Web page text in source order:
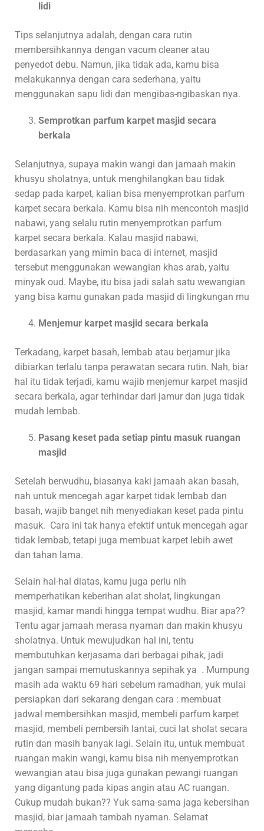
lidi
Tips selanjutnya adalah, dengan cara rutin
membersihkannya dengan vacum cleaner atau
penyedot debu. Namun, jika tidak ada, kamu bisa
melakukannya dengan cara sederhana, yaitu
menggunakan sapu lidi dan mengibas-ngibaskan nya.
Semprotkan parfum karpet masjid secara
berkala
Selanjutnya, supaya makin wangi dan jamaah makin
khusyu sholatnya, untuk menghilangkan bau tidak
sedap pada karpet, kalian bisa menyemprotkan parfum
karpet secara berkala. Kamu bisa nih mencontoh masjid
nabawi, yang selalu rutin menyemprotkan parfum
karpet secara berkala. Kalau masjid nabawi,
berdasarkan yang mimin baca di internet, masjid
tersebut menggunakan wewangian khas arab, yaitu
minyak oud. Maybe, itu bisa jadi salah satu wewangian
yang bisa kamu gunakan pada masjid di lingkungan mu
Menjemur karpet masjid secara berkala
Terkadang, karpet basah, lembab atau berjamur jika
dibiarkan terlalu tanpa perawatan secara rutin. Nah, biar
hal itu tidak terjadi, kamu wajib menjemur karpet masjid
secara berkala, agar terhindar dari jamur dan juga tidak
mudah lembab.
Pasang keset pada setiap pintu masuk ruangan
masjid
Setelah berwudhu, biasanya kaki jamaah akan basah,
nah untuk mencegah agar karpet tidak lembab dan
basah, wajib banget nih menyediakan keset pada pintu
masuk. Cara ini tak hanya efektif untuk mencegah agar
tidak lembab, tetapi juga membuat karpet lebih awet
dan tahan lama.
Selain hal-hal diatas, kamu juga perlu nih
memperhatikan keberihan alat sholat, lingkungan
masjid, kamar mandi hingga tempat wudhu. Biar apa??
Tentu agar jamaah merasa nyaman dan makin khusyu
sholatnya. Untuk mewujudkan hal ini, tentu
membutuhkan kerjasama dari berbagai pihak, jadi
jangan sampai memutuskannya sepihak ya . Mumpung
masih ada waktu 69 hari sebelum ramadhan, yuk mulai
persiapkan dari sekarang dengan cara : membuat
jadwal membersihkan masjid, membeli parfum karpet
masjid, membeli pembersih lantai, cuci lat sholat secara
rutin dan masih banyak lagi. Selain itu, untuk membuat
ruangan makin wangi, kamu bisa nih menyemprotkan
wewangian atau bisa juga gunakan pewangi ruangan
yang digantung pada kipas angin atau AC ruangan.
Cukup mudah bukan?? Yuk sama-sama jaga kebersihan
masjid, biar jamaah tambah nyaman. Selamat